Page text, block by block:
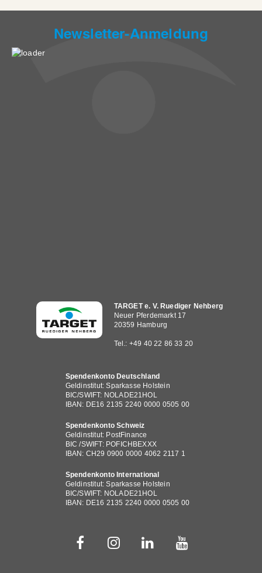
Newsletter-Anmeldung
Hauptnavigation
TARGET e. V. Ruediger Nehberg
Neuer Pferdemarkt 17
20359 Hamburg
Tel.: +49 40 22 86 33 20
Spendenkonto Deutschland
Geldinstitut: Sparkasse Holstein
BIC/SWIFT: NOLADE21HOL
IBAN: DE16 2135 2240 0000 0505 00
Spendenkonto Schweiz
Geldinstitut: PostFinance
BIC /SWIFT: POFICHBEXXX
IBAN: CH29 0900 0000 4062 2117 1
Spendenkonto International
Geldinstitut: Sparkasse Holstein
BIC/SWIFT: NOLADE21HOL
IBAN: DE16 2135 2240 0000 0505 00